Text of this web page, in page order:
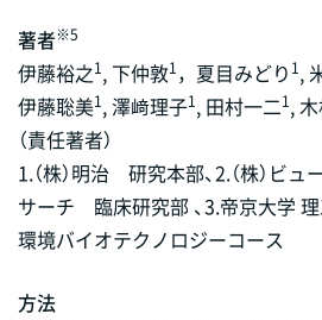
著者※5
伊藤裕之1, 下仲敦1，夏目みどり 1,
伊藤聡美1, 澤﨑理子1, 田村一二1,
（責任著者）
1.（株）明治 研究本部、2.（株）ビ
サーチ 臨床研究部 、3.帝京大学
環境バイオテクノロジーコース
方法